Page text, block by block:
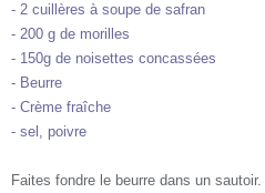
- 2 cuillères à soupe de safran
- 200 g de morilles
- 150g de noisettes concassées
- Beurre
- Crème fraîche
- sel, poivre
Faites fondre le beurre dans un sautoir.